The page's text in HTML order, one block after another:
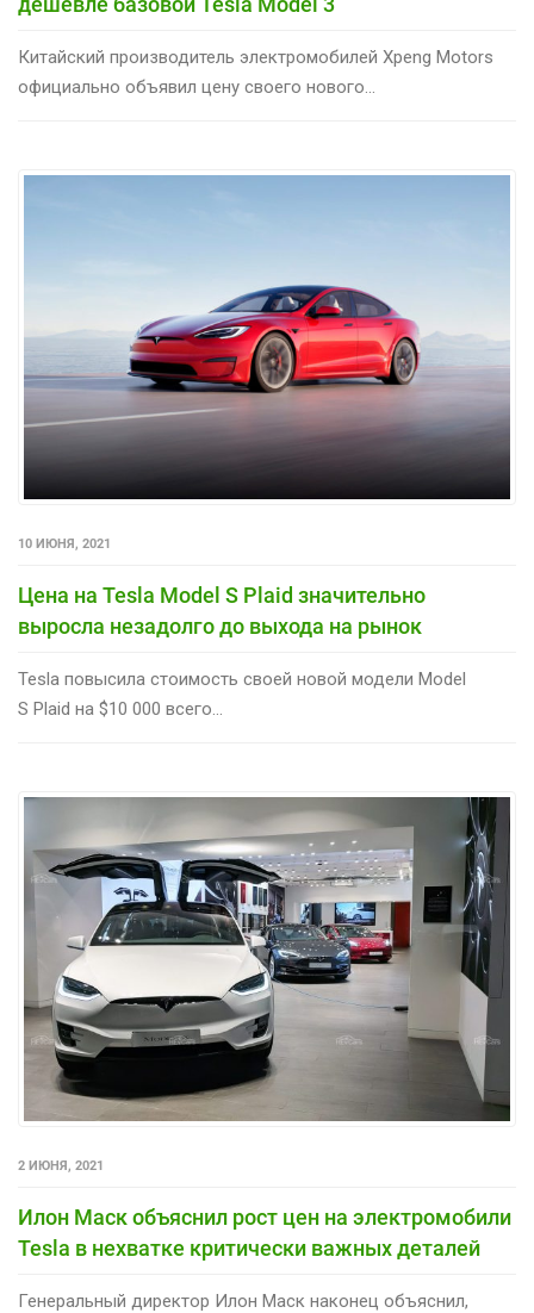
Китайский производитель электромобилей Xpeng Motors
официально объявил цену своего нового...
10 ИЮНЯ, 2021
Цена на Tesla Model S Plaid значительно
выросла незадолго до выхода на рынок
Tesla повысила стоимость своей новой модели Model
S Plaid на $10 000 всего...
2 ИЮНЯ, 2021
Илон Маск объяснил рост цен на электромобили
Tesla в нехватке критически важных деталей
Генеральный директор Илон Маск наконец объяснил,